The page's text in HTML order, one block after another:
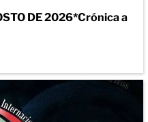
DE 2026*Crónica a